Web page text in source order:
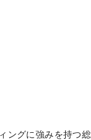
ングに強みを持つ